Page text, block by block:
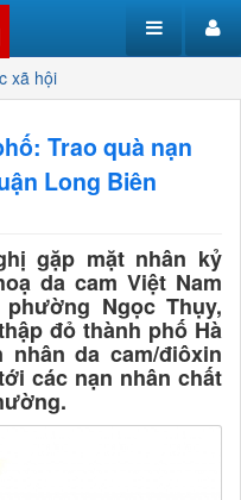
xã hội
Trao quà nạn
Long Biên
gặp mặt nhân kỷ
da cam Việt Nam
phường Ngọc Thụy,
đỏ thành phố Hà
da cam/điôxin
các nạn nhân chất